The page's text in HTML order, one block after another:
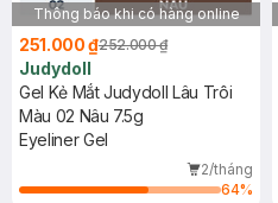
Thông báo khi có hàng online
251.000 ₫252.000 ₫
Judydoll
Gel Kẻ Mắt Judydoll Lâu Trôi
Màu 02 Nâu 7.5g
Eyeliner Gel
2/tháng
64%